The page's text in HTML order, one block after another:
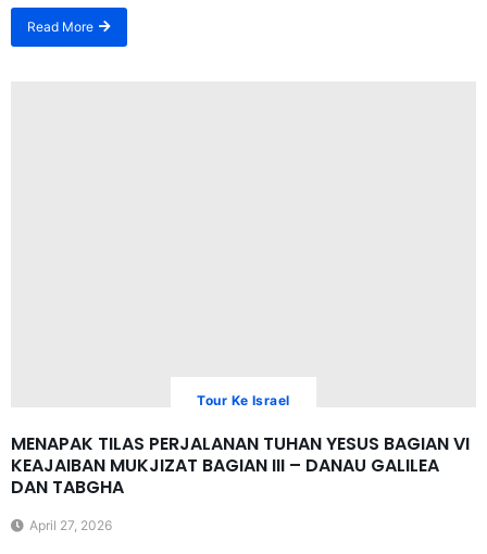
Read More
Tour Ke Israel
MENAPAK TILAS PERJALANAN TUHAN YESUS BAGIAN VI
KEAJAIBAN MUKJIZAT BAGIAN III – DANAU GALILEA
DAN TABGHA
April 27, 2026